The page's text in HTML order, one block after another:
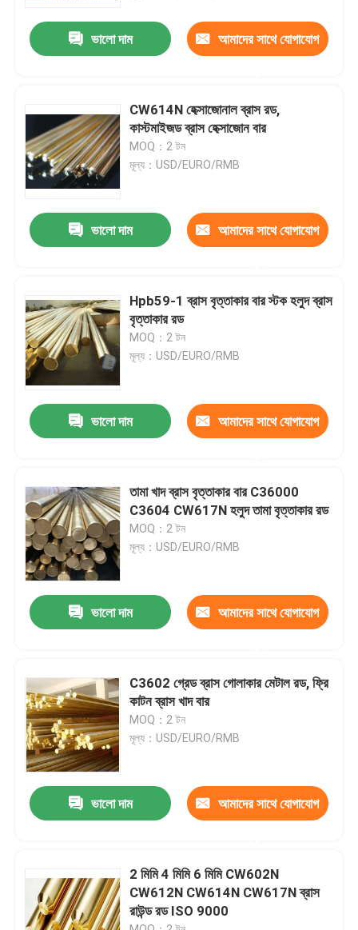
পণ্য
আমাদের সম্পর্কে
কারখানা ভ্রমণ
যোগাযোগ করুন
খবর
উদ্ধৃতির জন্য আবেদন
ব্রাস পানি মিটার শরীর
ভালো দাম আমাদের সাথে যোগাযোগ
CW614N হেক্সাজোনাল ব্রাস রড,
কাস্টমাইজড ব্রাস হেক্সাজোন বার
MOQ：2 টন
মূল্য：USD/EURO/RMB
ভালো দাম আমাদের সাথে যোগাযোগ
Hpb59-1 ব্রাস বৃত্তাকার বার স্টক হলুদ ব্রাস
বৃত্তাকার রড
MOQ：2 টন
মূল্য：USD/EURO/RMB
ভালো দাম আমাদের সাথে যোগাযোগ
তামা খাদ ব্রাস বৃত্তাকার বার C36000
C3604 CW617N হলুদ তামা বৃত্তাকার রড
MOQ：2 টন
মূল্য：USD/EURO/RMB
ভালো দাম আমাদের সাথে যোগাযোগ
C3602 গ্রেড ব্রাস গোলাকার মেটাল রড, ফ্রি
কাটন ব্রাস খাদ বার
MOQ：2 টন
মূল্য：USD/EURO/RMB
ভালো দাম আমাদের সাথে যোগাযোগ
2 মিমি 4 মিমি 6 মিমি CW602N
CW612N CW614N CW617N ব্রাস
রাউন্ড রড ISO 9000